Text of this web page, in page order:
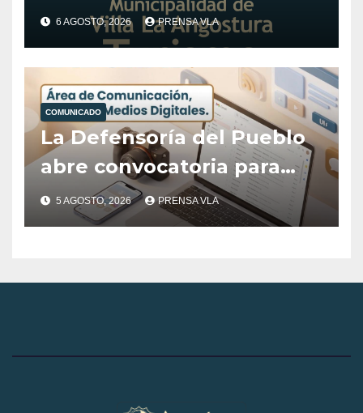
fechas para el Desarrollo
de Estrategia y
Posicionamiento Digital
del Destino Villa La
Angostura
6 AGOSTO, 2026 PRENSA VLA
COMUNICADO
La Defensoría del Pueblo
abre convocatoria para
cubrir el área de
Comunicación, Prensa y
5 AGOSTO, 2026 PRENSA VLA